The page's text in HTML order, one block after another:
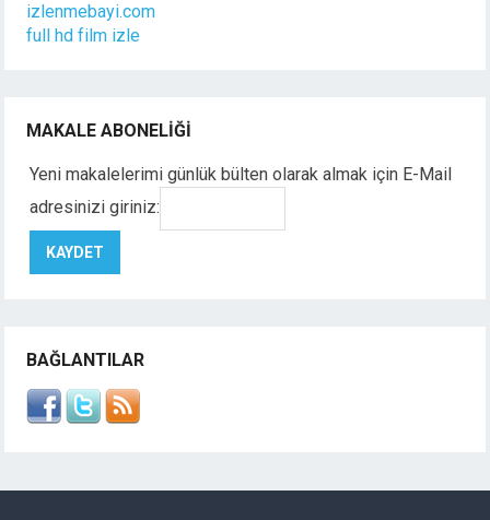
izlenmebayi.com
full hd film izle
MAKALE ABONELIĞI
Yeni makalelerimi günlük bülten olarak almak için E-Mail
adresinizi giriniz:
BAĞLANTILAR